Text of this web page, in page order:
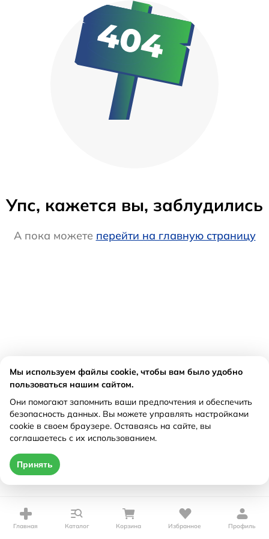
Упс, кажется вы, заблудились
А пока можете перейти на главную страницу
Главная Каталог Корзина Избранное Профиль
Мы используем файлы cookie, чтобы вам было удобно
пользоваться нашим сайтом.
Они помогают запомнить ваши предпочтения и обеспечить
безопасность данных. Вы можете управлять настройками
cookie в своем браузере. Оставаясь на сайте, вы
соглашаетесь с их использованием.
Принять